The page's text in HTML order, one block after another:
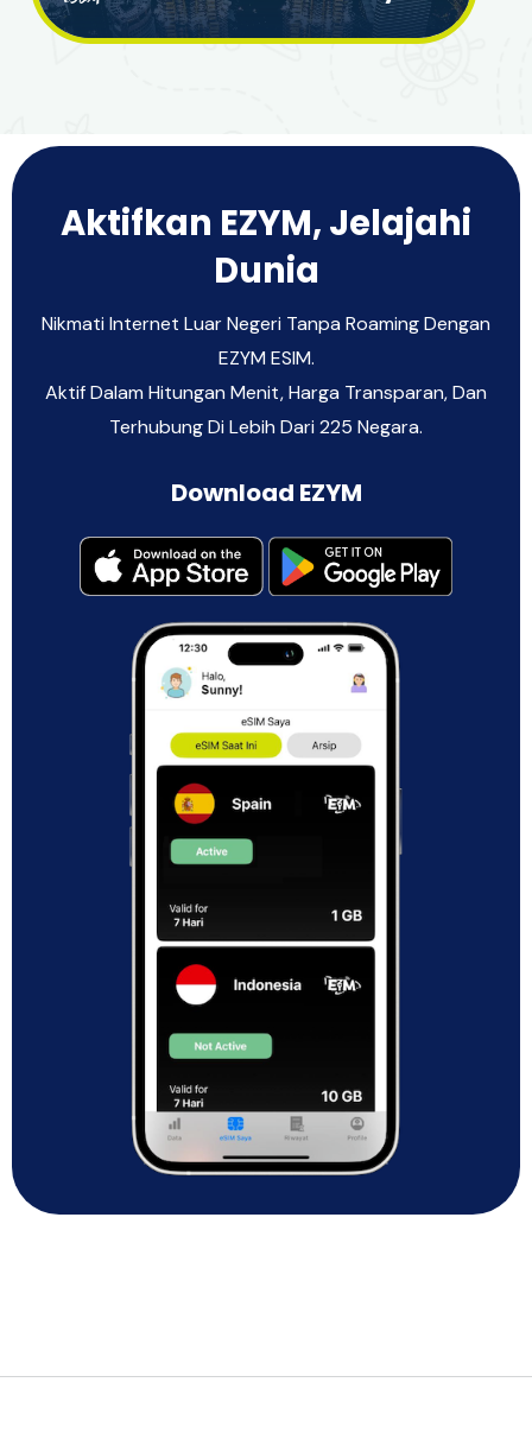
Aktifkan EZYM, Jelajahi
Dunia
Nikmati Internet Luar Negeri Tanpa Roaming Dengan
EZYM ESIM.
Aktif Dalam Hitungan Menit, Harga Transparan, Dan
Terhubung Di Lebih Dari 225 Negara.
Download EZYM